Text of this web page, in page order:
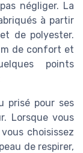
négliger. La
à partir
de polyester.
de confort et
points
prisé pour ses
Lorsque vous
choisissez
de respirer,